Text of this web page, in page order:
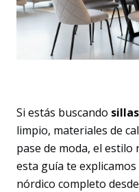
Si estás buscando
limpio, materiales de
pase de moda, el estilo
esta guía te
nórdico completo